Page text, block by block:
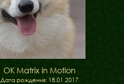
OK Matrix in Motion
Дата рождения: 18.01.2017